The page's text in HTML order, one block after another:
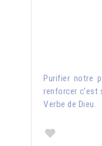
Purifier notre
renforcer c'est
Verbe de Dieu.